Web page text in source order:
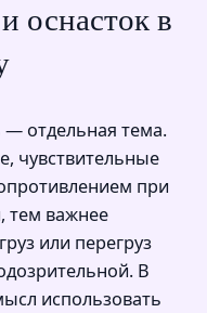
оснасток в
отдельная тема.
чувствительные
при
тем важнее
или перегруз
В
использовать